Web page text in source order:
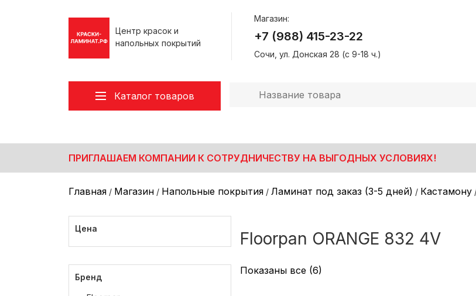
Центр красок и
напольных покрытий
Магазин:
+7 (988) 415-23-22
Сочи, ул. Донская 28 (с 9-18 ч.)
Каталог товаров
Лакокрасочные материалы
Малярный инструмент
Напольные покрытия
Пена монтажная/Герметики/Клея
ПВХ
ПРИГЛАШАЕМ КОМПАНИИ К СОТРУДНИЧЕСТВУ НА ВЫГОДНЫХ УСЛОВИЯХ!
Главная / Магазин / Напольные покрытия / Ламинат под заказ (3-5 дней) / Кастамону
Цена
Бренд
Floorpan ORANGE 832 4V
Показаны все (6)